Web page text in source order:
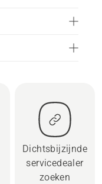
Dichtsbijzijnde
servicedealer
zoeken